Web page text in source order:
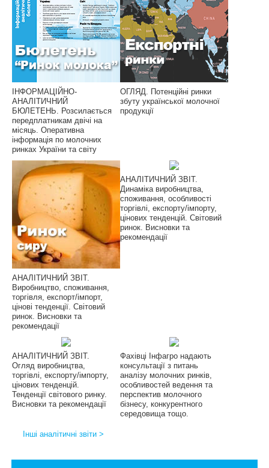
ІНФОРМАЦІЙНО-
АНАЛІТИЧНИЙ
БЮЛЕТЕНЬ. Розсилається
передплатникам двічі на
місяць. Оперативна
інформація по молочних
ринках України та світу
ОГЛЯД. Потенційні ринки
збуту української молочної
продукції
АНАЛІТИЧНИЙ ЗВІТ.
Виробництво, споживання,
торгівля, експорт/імпорт,
цінові тенденції. Світовий
ринок. Висновки та
рекомендації
АНАЛІТИЧНИЙ ЗВІТ.
Динаміка виробництва,
споживання, особливості
торгівлі, експорту/імпорту,
цінових тенденцій. Світовий
ринок. Висновки та
рекомендації
АНАЛІТИЧНИЙ ЗВІТ.
Огляд виробництва,
торгівлі, експорту/імпорту,
цінових тенденцій.
Тенденції світового ринку.
Висновки та рекомендації
Фахівці Інфагро надають
консультації з питань
аналізу молочних ринків,
особливостей ведення та
перспектив молочного
бізнесу, конкурентного
середовища тощо.
Інші аналітичні звіти >